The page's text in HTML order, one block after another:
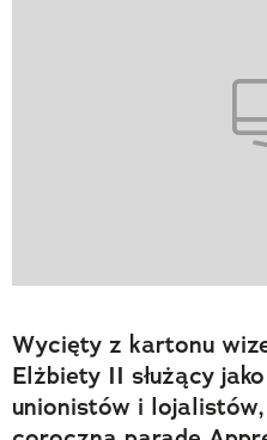
Wycięty z kartonu
Elżbiety II służący
unionistów i